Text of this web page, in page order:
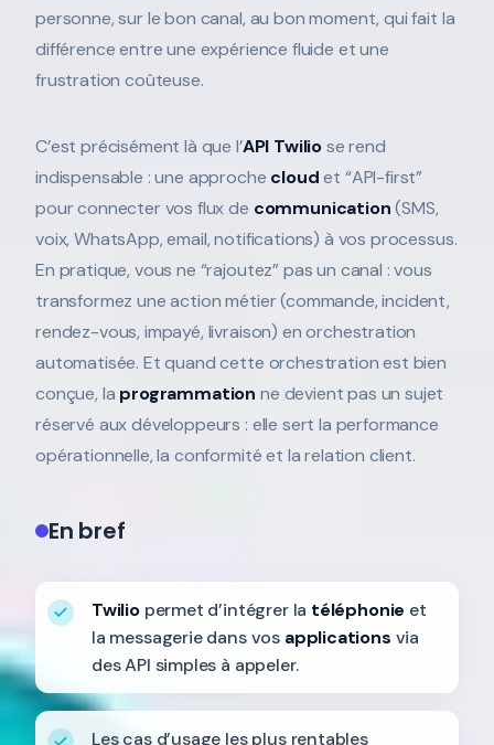
personne, sur le bon canal, au bon moment, qui fait la
différence entre une expérience fluide et une
frustration coûteuse.
C’est précisément là que l’API Twiliose rend
indispensable : une approche cloudet “API-first”
pour connecter vos flux de communication(SMS,
voix, WhatsApp, email, notifications) à vos processus.
En pratique, vous ne “rajoutez” pas un canal : vous
transformez une action métier (commande, incident,
rendez-vous, impayé, livraison) en orchestration
automatisée. Et quand cette orchestration est bien
conçue, la programmation ne devient pas un sujet
réservé aux développeurs : elle sert la performance
opérationnelle, la conformité et la relation client.
En bref
Twiliopermet d’intégrer la téléphonie et
la messagerie dans vos applications via
des API simples à appeler.
Les cas d’usage les plus rentables